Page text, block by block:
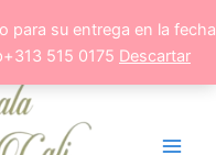
para su entrega en la fecha
515 0175 Descartar